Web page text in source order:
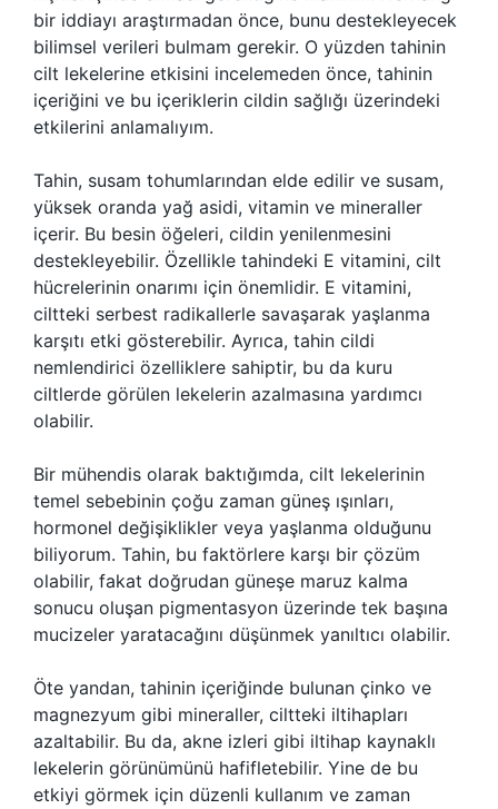
bir iddiayı araştırmadan önce, bunu destekleyecek
bilimsel verileri bulmam gerekir. O yüzden tahinin
cilt lekelerine etkisini incelemeden önce, tahinin
içeriğini ve bu içeriklerin cildin sağlığı üzerindeki
etkilerini anlamalıyım.
Tahin, susam tohumlarından elde edilir ve susam,
yüksek oranda yağ asidi, vitamin ve mineraller
içerir. Bu besin öğeleri, cildin yenilenmesini
destekleyebilir. Özellikle tahindeki E vitamini, cilt
hücrelerinin onarımı için önemlidir. E vitamini,
ciltteki serbest radikallerle savaşarak yaşlanma
karşıtı etki gösterebilir. Ayrıca, tahin cildi
nemlendirici özelliklere sahiptir, bu da kuru
ciltlerde görülen lekelerin azalmasına yardımcı
olabilir.
Bir mühendis olarak baktığımda, cilt lekelerinin
temel sebebinin çoğu zaman güneş ışınları,
hormonel değişiklikler veya yaşlanma olduğunu
biliyorum. Tahin, bu faktörlere karşı bir çözüm
olabilir, fakat doğrudan güneşe maruz kalma
sonucu oluşan pigmentasyon üzerinde tek başına
mucizeler yaratacağını düşünmek yanıltıcı olabilir.
Öte yandan, tahinin içeriğinde bulunan çinko ve
magnezyum gibi mineraller, ciltteki iltihapları
azaltabilir. Bu da, akne izleri gibi iltihap kaynaklı
lekelerin görünümünü hafifletebilir. Yine de bu
etkiyi görmek için düzenli kullanım ve zaman